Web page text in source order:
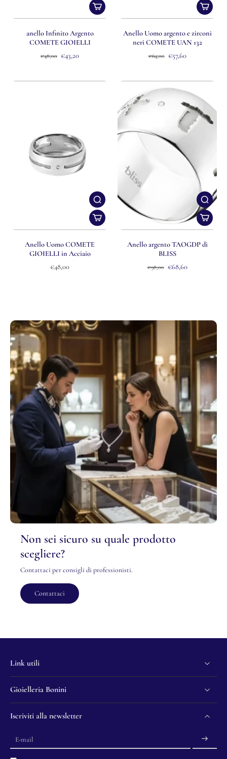
anello Infinito Argento
COMETE GIOIELLI
€48,00 €43,20
Anello Uomo argento e zirconi
neri COMETE UAN 132
€64,00 €57,60
Anello Uomo COMETE
GIOIELLI in Acciaio
€48,00
Anello argento TAOGDP di
BLISS
€98,00 €68,60
Non sei sicuro su quale prodotto
scegliere?
Contattaci per consigli di professionisti.
Contattaci
Link utili
Gioielleria Bonini
Iscriviti alla newsletter
E-mail